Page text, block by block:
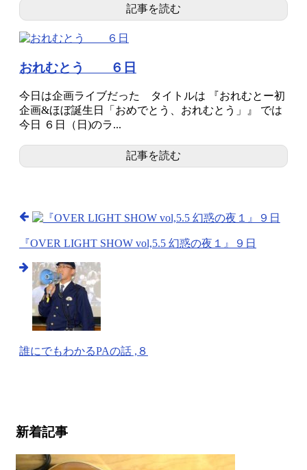
記事を読む
おれむとう ６日
今日は企画ライブだった タイトルは 『おれむとー初
企画&ほぼ誕生日「おめでとう、おれむとう」』 では
今日 ６日（日)のラ...
記事を読む
『OVER LIGHT SHOW vol,5.5 幻惑の夜１』９日
誰にでもわかるPAの話 ,８
新着記事